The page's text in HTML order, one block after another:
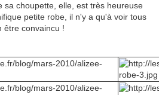
sa choupette, elle, est très heureuse
petite robe, il n'y a qu'à voir tous
être convaincu !